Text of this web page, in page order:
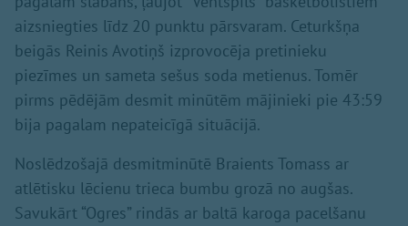
aizsniegties līdz 20 punktu pārsvaram. Ceturkšņa
beigās Reinis Avotiņš izprovocēja pretinieku
piezīmes un sameta sešus soda metienus. Tomēr
pirms pēdējām desmit minūtēm mājinieki pie 43:59
bija pagalam nepateicīgā situācijā.
Noslēdzošajā desmitminūtē Braients Tomass ar
atlētisku lēcienu trieca bumbu grozā no augšas.
Savukārt “Ogres” rindās ar baltā karoga pacelšanu